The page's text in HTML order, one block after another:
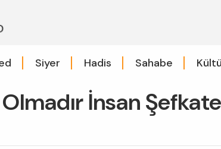
Siyer Hadis Sahabe
İnsan